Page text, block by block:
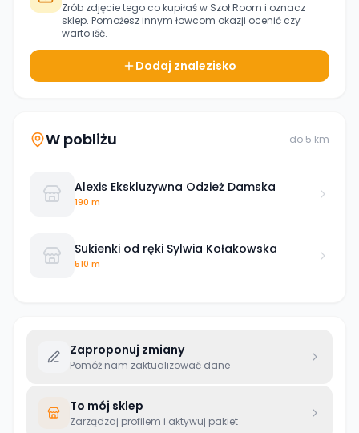
Zrób zdjęcie tego co kupiłaś w Szoł Room i oznacz
sklep. Pomożesz innym łowcom okazji ocenić czy
warto iść.
Dodaj znalezisko
W pobliżu do 5 km
Alexis Ekskluzywna Odzież Damska
190 m
Sukienki od ręki Sylwia Kołakowska
510 m
Zaproponuj zmiany
Pomóż nam zaktualizować dane
To mój sklep
Zarządzaj profilem i aktywuj pakiet